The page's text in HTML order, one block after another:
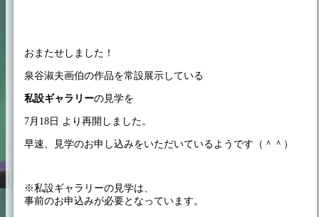
おまたせしました！
泉谷淑夫画伯の作品を常設展示している
私設ギャラリーの見学を
7月18日 より再開しました。
早速、見学のお申し込みをいただいているようです（＾＾）
※私設ギャラリーの見学は、
事前のお申込みが必要となっています。